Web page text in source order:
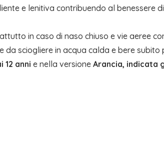
e lenitiva contribuendo al benessere
in caso di naso chiuso e vie aeree
sciogliere in acqua calda e bere
anni e nella versione Arancia, indicata